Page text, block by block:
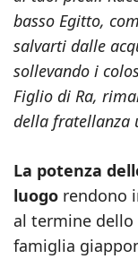
basso Egitto,
salvarti dalle
sollevando i
Figlio di Ra,
della fratellanza
La potenza
luogo rendono
al termine
famiglia